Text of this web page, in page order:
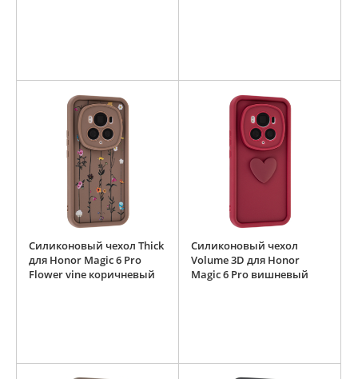
Силиконовый чехол Thick
для Honor Magic 6 Pro
Flower vine коричневый
Силиконовый чехол
Volume 3D для Honor
Magic 6 Pro вишневый